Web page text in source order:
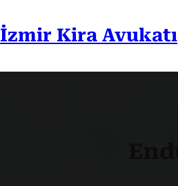
İzmir Kira Avukatı